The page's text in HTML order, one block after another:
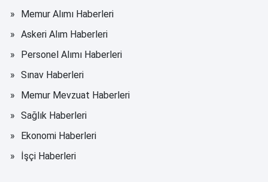
Memur Alımı Haberleri
Askeri Alım Haberleri
Personel Alımı Haberleri
Sınav Haberleri
Memur Mevzuat Haberleri
Sağlık Haberleri
Ekonomi Haberleri
İşçi Haberleri